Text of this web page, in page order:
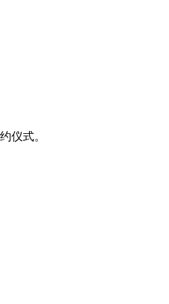
仪式。